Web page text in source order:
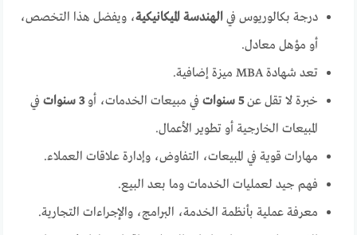
درجة بكالوريوس فيالهندسة الميكانيكية، ويفضل هذا التخصص،
أو مؤهل معادل.
تعد شهادة MBA ميزة إضافية.
خبرة لا تقل عن5 سنوات في مبيعات الخدمات، أو3 سنوات
في
المبيعات الخارجية أو تطوير الأعمال.
مهارات قوية في المبيعات، التفاوض، وإدارة علاقات العملاء.
فهم جيد لعمليات الخدمات وما بعد البيع.
معرفة عملية بأنظمة الخدمة، البرامج، والإجراءات التجارية.